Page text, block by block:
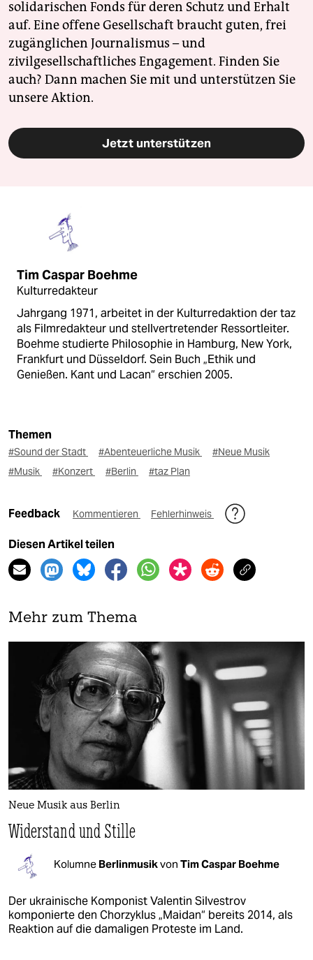
solidarischen Fonds für deren Schutz und Erhalt
auf. Eine offene Gesellschaft braucht guten, frei
zugänglichen Journalismus – und
zivilgesellschaftliches Engagement. Finden Sie
auch? Dann machen Sie mit und unterstützen Sie
unsere Aktion.
Jetzt unterstützen
Tim Caspar Boehme
Kulturredakteur
Jahrgang 1971, arbeitet in der Kulturredaktion der taz
als Filmredakteur und stellvertretender Ressortleiter.
Boehme studierte Philosophie in Hamburg, New York,
Frankfurt und Düsseldorf. Sein Buch „Ethik und
Genießen. Kant und Lacan“ erschien 2005.
Themen
#Sound der Stadt #Abenteuerliche Musik
#Neue Musik
#Musik
#Konzert #Berlin #taz Plan
Feedback Kommentieren Fehlerhinweis
Diesen Artikel teilen
Mehr zum Thema
Neue Musik aus Berlin
Widerstand und Stille
Kolumne Berlinmusikvon Tim Caspar Boehme
Der ukrainische Komponist Valentin Silvestrov
komponierte den Chorzyklus „Maidan“ bereits 2014, als
Reaktion auf die damaligen Proteste im Land.